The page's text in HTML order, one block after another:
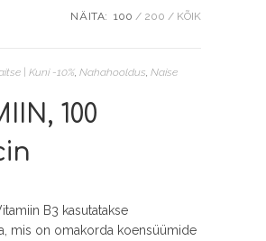
NÄITA: 100 200 KÕIK
| Kuni -10% ,Nahahooldus ,Naise
100
B3 kasutatakse
mis on omakorda koensüümide